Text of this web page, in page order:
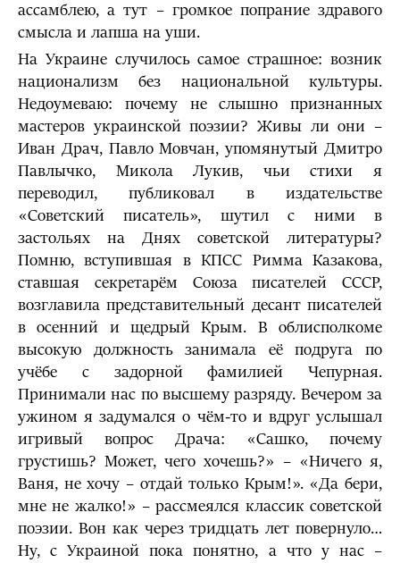
ассамблею, а тут – громкое попрание здравого
смысла и лапша на уши.
На Украине случилось самое страшное: возник
национализм без национальной культуры.
Недоумеваю: почему не слышно признанных
мастеров украинской поэзии? Живы ли они –
Иван Драч, Павло Мовчан, упомянутый Дмитро
Павлычко, Микола Лукив, чьи стихи я
переводил, публиковал в издательстве
«Советский писатель», шутил с ними в
застольях на Днях советской литературы?
Помню, вступившая в КПСС Римма Казакова,
ставшая секретарём Союза писателей СССР,
возглавила представительный десант писателей
в осенний и щедрый Крым. В облисполкоме
высокую должность занимала её подруга по
учёбе с задорной фамилией Чепурная.
Принимали нас по высшему разряду. Вечером за
ужином я задумался о чём-то и вдруг услышал
игривый вопрос Драча: «Сашко, почему
грустишь? Может, чего хочешь?» – «Ничего я,
Ваня, не хочу – отдай только Крым!». «Да бери,
мне не жалко!» – рассмеялся классик советской
поэзии. Вон как через тридцать лет повернуло…
Ну, с Украиной пока понятно, а что у нас –